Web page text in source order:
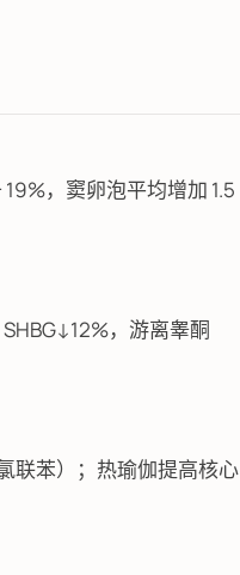
，窦卵泡平均增加 1.5
，游离睾酮
联苯）；热瑜伽提高核心